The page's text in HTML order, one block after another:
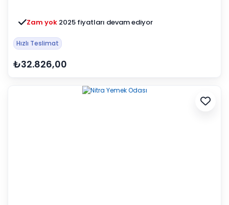
Zam yok 2025 fiyatları devam ediyor
Hızlı Teslimat
₺32.826,00